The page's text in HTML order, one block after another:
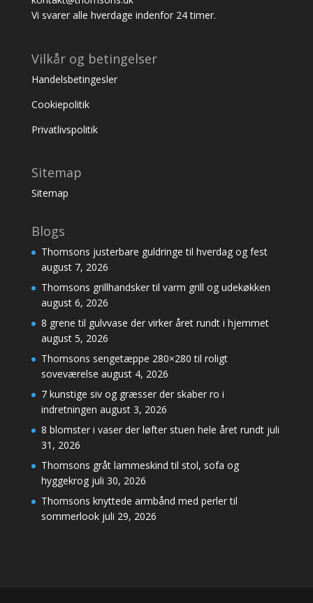
Vi svarer alle hverdage indenfor 24 timer.
Vilkår og betingelser
Handelsbetingesler
Cookiepolitik
Privatlivspolitik
Sitemap
Sitemap
Blogs
Thomsons justerbare guldringe til hverdag og fest
august 7, 2026
Thomsons grillhandsker til varm grill og udekøkken
august 6, 2026
8 grene til gulvvase der virker året rundt i hjemmet
august 5, 2026
Thomsons sengetæppe 280×280 til roligt
soveværelse august 4, 2026
7 kunstige siv og græsser der skaber ro i
indretningen august 3, 2026
8 blomster i vaser der løfter stuen hele året rundt juli
31, 2026
Thomsons gråt lammeskind til stol, sofa og
hyggekrog juli 30, 2026
Thomsons knyttede armbånd med perler til
sommerlook juli 29, 2026